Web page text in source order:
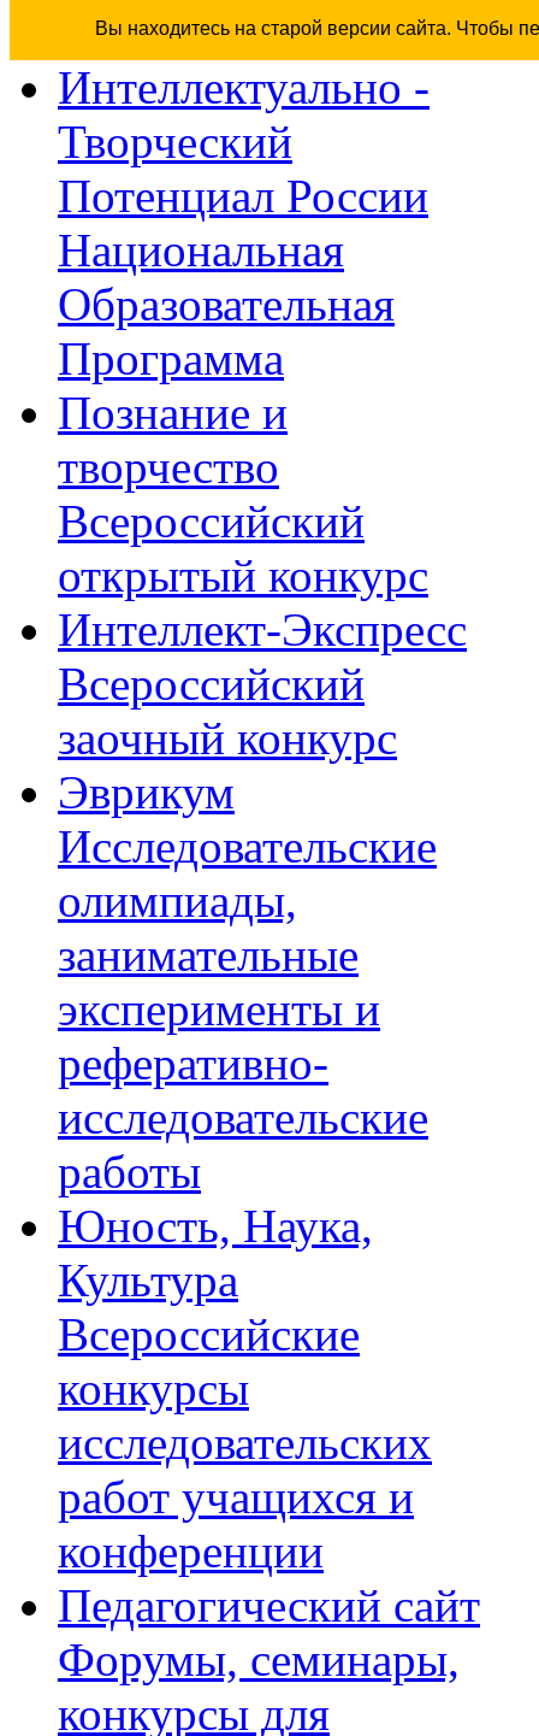
Вы находитесь на старой версии сайта. Чтобы
Интеллектуально -
Творческий
Потенциал России
Национальная
Образовательная
Программа
Познание и
творчество
Всероссийский
открытый конкурс
Интеллект-Экспресс
Всероссийский
заочный конкурс
Эврикум
Исследовательские
олимпиады,
занимательные
эксперименты и
реферативно-
исследовательские
работы
Юность, Наука,
Культура
Всероссийские
конкурсы
исследовательских
работ учащихся и
конференции
Педагогический сайт
Форумы, семинары,
конкурсы для